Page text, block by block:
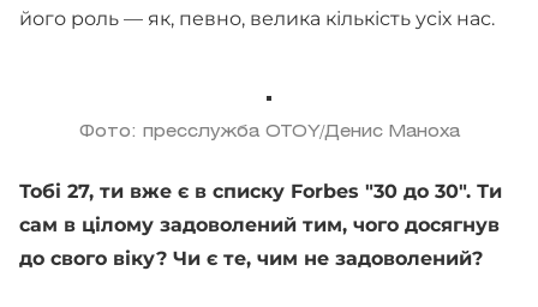
його роль — як, певно, велика кількість усіх нас.
Фото: пресслужба OTOY/Денис Маноха
Тобі 27, ти вже є в списку Forbes "30 до 30". Ти
сам в цілому задоволений тим, чого досягнув
до свого віку? Чи є те, чим не задоволений?